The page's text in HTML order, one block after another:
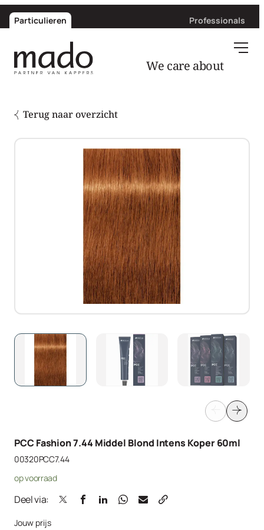
Particulieren Professionals
We care about
Terug naar overzicht
PCC Fashion 7.44 Middel Blond Intens Koper 60ml
00320PCC7.44
op voorraad
Deel via:
Jouw prijs